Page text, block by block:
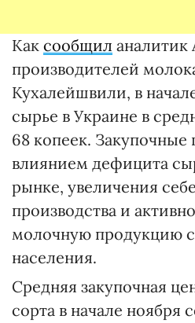
Как сообщил аналитик
производителей
Кухалейшвили, в
сырье в Украине в
68 копеек. Закупочные
влиянием дефицита
рынке, увеличения
производства и
молочную продукцию
населения.
Средняя закупочная
сорта в начале ноября